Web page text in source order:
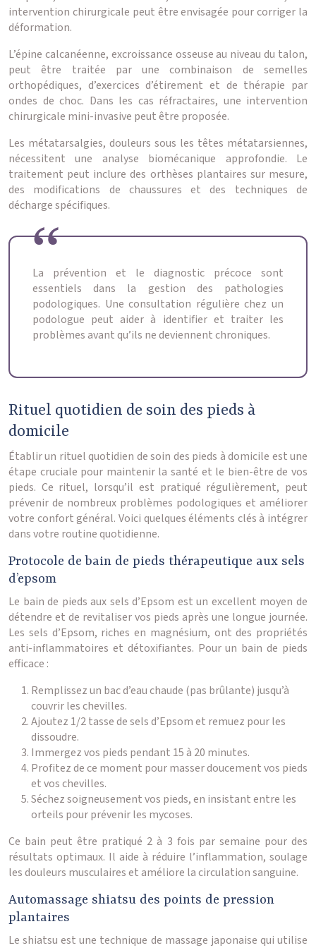
intervention chirurgicale peut être envisagée pour corriger la
déformation.
L’épine calcanéenne, excroissance osseuse au niveau du talon,
peut être traitée par une combinaison de semelles
orthopédiques, d’exercices d’étirement et de thérapie par
ondes de choc. Dans les cas réfractaires, une intervention
chirurgicale mini-invasive peut être proposée.
Les métatarsalgies, douleurs sous les têtes métatarsiennes,
nécessitent une analyse biomécanique approfondie. Le
traitement peut inclure des orthèses plantaires sur mesure,
des modifications de chaussures et des techniques de
décharge spécifiques.
La prévention et le diagnostic précoce sont
essentiels dans la gestion des pathologies
podologiques. Une consultation régulière chez un
podologue peut aider à identifier et traiter les
problèmes avant qu’ils ne deviennent chroniques.
Rituel quotidien de soin des pieds à
domicile
Établir un rituel quotidien de soin des pieds à domicile est une
étape cruciale pour maintenir la santé et le bien-être de vos
pieds. Ce rituel, lorsqu’il est pratiqué régulièrement, peut
prévenir de nombreux problèmes podologiques et améliorer
votre confort général. Voici quelques éléments clés à intégrer
dans votre routine quotidienne.
Protocole de bain de pieds thérapeutique aux sels
d’epsom
Le bain de pieds aux sels d’Epsom est un excellent moyen de
détendre et de revitaliser vos pieds après une longue journée.
Les sels d’Epsom, riches en magnésium, ont des propriétés
anti-inflammatoires et détoxifiantes. Pour un bain de pieds
efficace :
Remplissez un bac d’eau chaude (pas brûlante) jusqu’à
couvrir les chevilles.
Ajoutez 1/2 tasse de sels d’Epsom et remuez pour les
dissoudre.
Immergez vos pieds pendant 15 à 20 minutes.
Profitez de ce moment pour masser doucement vos pieds
et vos chevilles.
Séchez soigneusement vos pieds, en insistant entre les
orteils pour prévenir les mycoses.
Ce bain peut être pratiqué 2 à 3 fois par semaine pour des
résultats optimaux. Il aide à réduire l’inflammation, soulage
les douleurs musculaires et améliore la circulation sanguine.
Automassage shiatsu des points de pression
plantaires
Le shiatsu est une technique de massage japonaise qui utilise